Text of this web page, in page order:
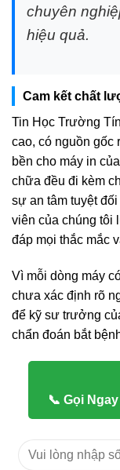
chuyên
hiệu quả.
Cam kết chất
Tin Học Trường
cao, có nguồn gốc
bền cho máy in
chữa đều đi kèm
sự an tâm tuyệt
viên của chúng tôi
đáp mọi thắc mắc
Vì mỗi dòng máy
chưa xác định rõ
để kỹ sư trưởng
chẩn đoán bắt
📞 Gọi